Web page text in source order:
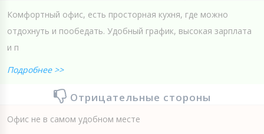
Комфортный офис, есть просторная кухня, где можно
отдохнуть и пообедать. Удобный график, высокая зарплата
и п
Подробнее >>
Отрицательные стороны
Офис не в самом удобном месте